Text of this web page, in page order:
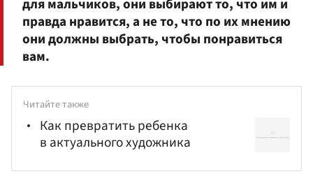
для мальчиков, они выбирают то, что им и
правда нравится, а не то, что по их мнению
они должны выбрать, чтобы понравиться
вам.
Читайте также
Как превратить ребенка
в актуального художника